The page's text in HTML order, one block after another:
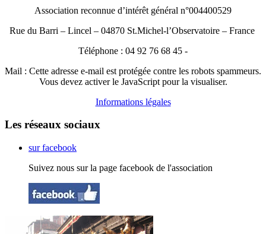
Association reconnue d’intérêt général n°004400529
Rue du Barri – Lincel – 04870 St.Michel-l’Observatoire – France
Téléphone : 04 92 76 68 45 -
Mail : Cette adresse e-mail est protégée contre les robots spammeurs.
Vous devez activer le JavaScript pour la visualiser.
Informations légales
Les réseaux sociaux
sur facebook
Suivez nous sur la page facebook de l'association